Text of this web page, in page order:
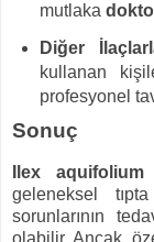
mutlaka
Diğer
kullanan
profesyonel
Sonuç
Ilex aquifolium
geleneksel
sorunlarının
olabilir. Ancak,